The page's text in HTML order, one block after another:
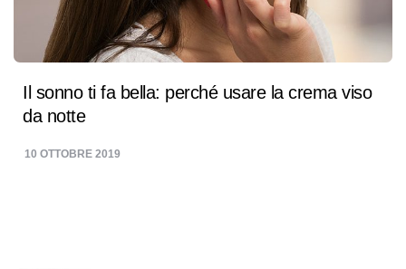
Il sonno ti fa bella: perché usare la crema viso
da notte
10 OTTOBRE 2019